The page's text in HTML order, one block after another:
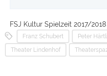
FSJ Kultur Spielzeit 2017/2018
Franz Schubert Peter
Theater Lindenhof